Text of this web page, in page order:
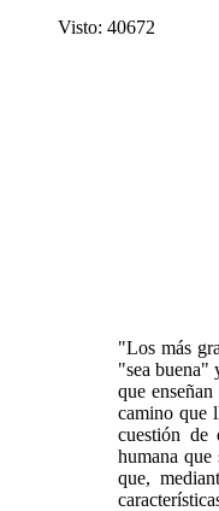
Visto: 40672
"Los más
"sea buena"
que
camino que
cuestión de
humana
que,